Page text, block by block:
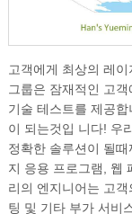
고객에게 최상의 레
그룹은 잠재적인 고
기술 테스트를 제공
이 되는것입 니다! 우
정확한 솔루션이 될
지 응용 프로그램, 웹
리의 엔지니어는 고
팅 및 기타 부가 서비